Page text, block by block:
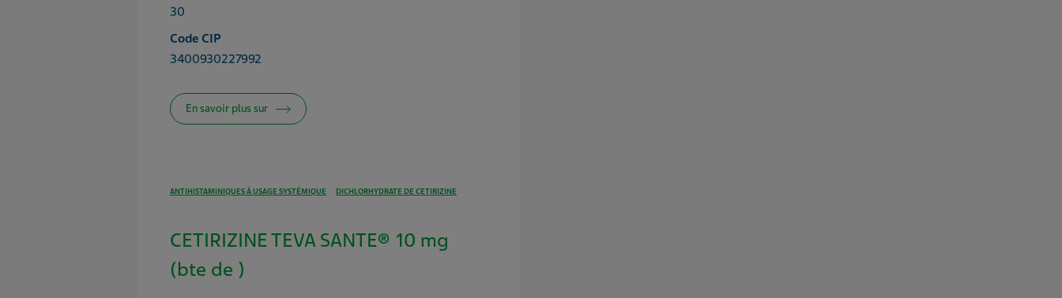
30
Code CIP
3400930227992
En savoir plus sur
ANTIHISTAMINIQUES À USAGE SYSTÉMIQUE DICHLORHYDRATE DE CETIRIZINE
CETIRIZINE TEVA SANTE® 10 mg
(bte de )